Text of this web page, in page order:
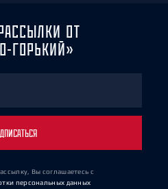
ОТ
ГОРЬКИЙ»
Вы соглашаетесь с
персональных данных